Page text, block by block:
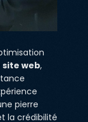
site web,
pierre
la crédibilité